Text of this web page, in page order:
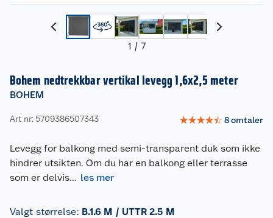
1 / 7
Bohem nedtrekkbar vertikal levegg 1,6x2,5 meter
BOHEM
Art nr: 5709386507343 ☆☆☆☆☆ 8omtaler
Levegg for balkong med semi-transparent duk som ikke
hindrer utsikten. Om du har en balkong eller terrasse
som er delvis... les mer
Valgt størrelse: B.1.6 M / UTTR 2.5 M